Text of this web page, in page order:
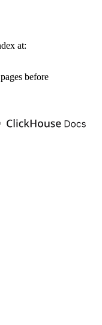
at:
before